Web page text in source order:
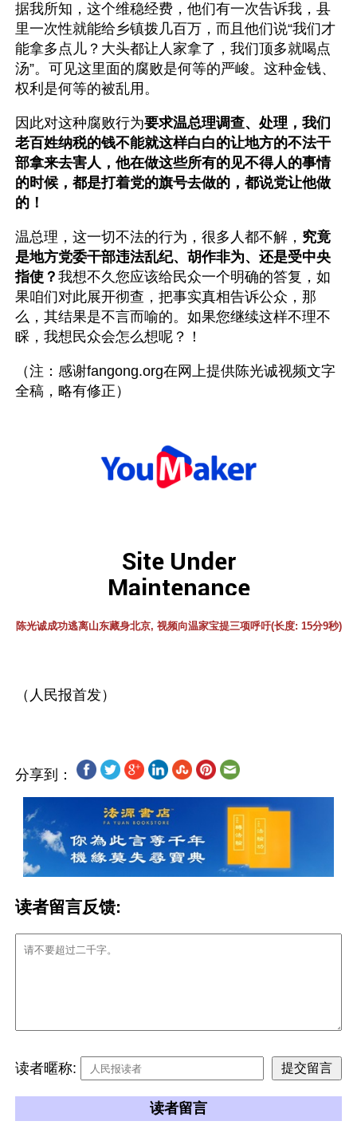
据我所知，这个维稳经费，他们有一次告诉我，县
里一次性就能给乡镇拨几百万，而且他们说“我们才
能拿多点儿？大头都让人家拿了，我们顶多就喝点
汤”。可见这里面的腐败是何等的严峻。这种金钱、
权利是何等的被乱用。
因此对这种腐败行为要求温总理调查、处理，我们
老百姓纳税的钱不能就这样白白的让地方的不法干
部拿来去害人，他在做这些所有的见不得人的事情
的时候，都是打着党的旗号去做的，都说党让他做
的！
温总理，这一切不法的行为，很多人都不解， 究竟
是地方党委干部违法乱纪、胡作非为、还是受中央
指使？ 我想不久您应该给民众一个明确的答复，如
果咱们对此展开彻查，把事实真相告诉公众，那
么，其结果是不言而喻的。如果您继续这样不理不
睬，我想民众会怎么想呢？！
（注：感谢fangong.org在网上提供陈光诚视频文字
全稿，略有修正）
陈光诚成功逃离山东藏身北京, 视频向温家宝提三项呼吁(长度: 15分9秒)
分享到：
读者留言反馈:
读者暱称:
读者留言